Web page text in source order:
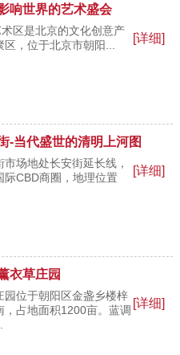
响世界的艺术盛会
区是北京的文化创意产
区，位于北京市朝阳...
[详细]
-当代盛世的清明上河图
市场地处长安街延长线，
际CBD商圈，地理位置
[详细]
衣草庄园
园位于朝阳区金盏乡楼梓
，占地面积1200亩。蓝调 [详细]